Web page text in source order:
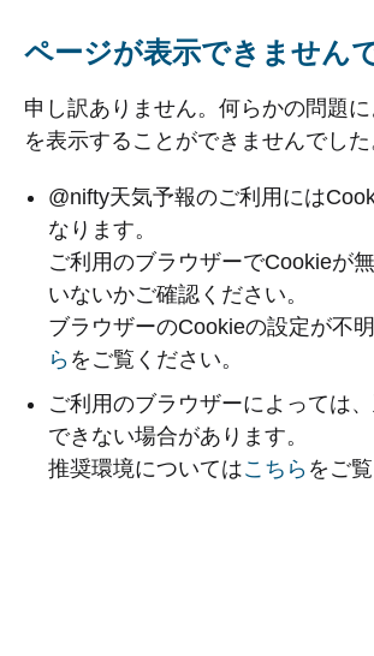
ページが表示できません
申し訳ありません。何らかの問題
を表示することができませんでした
@nifty天気予報のご利用には
なります。
ご利用のブラウザーでCookieが
いないかご確認ください。
ブラウザーのCookieの設定が不
ら をご覧ください。
ご利用のブラウザーによっては
できない場合があります。
推奨環境についてはこちら をご